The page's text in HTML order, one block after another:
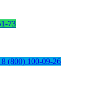
73
(800) 100-09-26